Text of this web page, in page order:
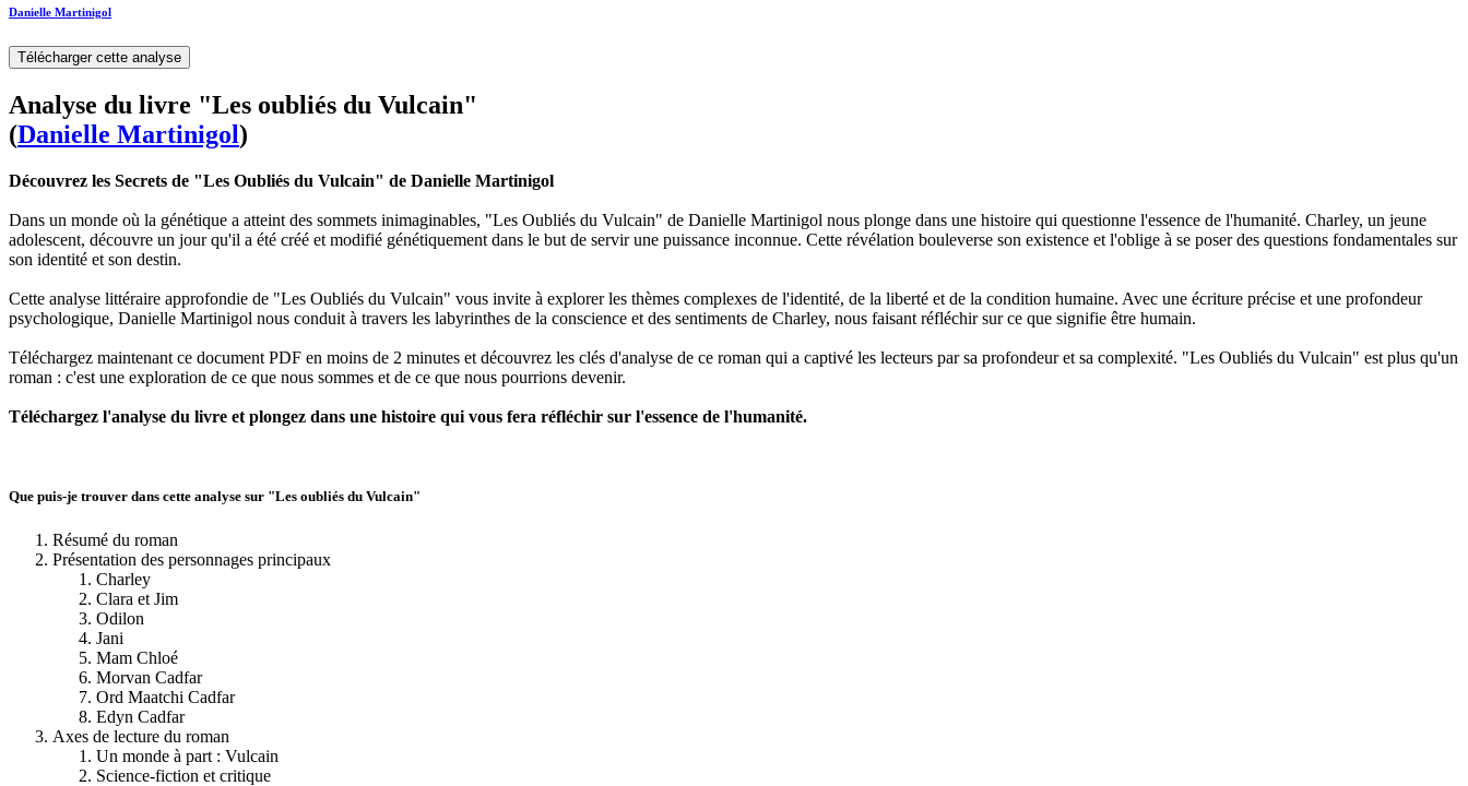
Danielle Martinigol
Télécharger cette analyse
Analyse du livre "Les oubliés du Vulcain"
(Danielle Martinigol)
Découvrez les Secrets de "Les Oubliés du Vulcain" de Danielle Martinigol
Dans un monde où la génétique a atteint des sommets inimaginables, "Les Oubliés du Vulcain" de Danielle Martinigol nous plonge dans une histoire qui questionne l'essence de l'humanité. Charley, un jeune
adolescent, découvre un jour qu'il a été créé et modifié génétiquement dans le but de servir une puissance inconnue. Cette révélation bouleverse son existence et l'oblige à se poser des questions fondamentales sur
son identité et son destin.
Cette analyse littéraire approfondie de "Les Oubliés du Vulcain" vous invite à explorer les thèmes complexes de l'identité, de la liberté et de la condition humaine. Avec une écriture précise et une profondeur
psychologique, Danielle Martinigol nous conduit à travers les labyrinthes de la conscience et des sentiments de Charley, nous faisant réfléchir sur ce que signifie être humain.
Téléchargez maintenant ce document PDF en moins de 2 minutes et découvrez les clés d'analyse de ce roman qui a captivé les lecteurs par sa profondeur et sa complexité. "Les Oubliés du Vulcain" est plus qu'un
roman : c'est une exploration de ce que nous sommes et de ce que nous pourrions devenir.
Téléchargez l'analyse du livre et plongez dans une histoire qui vous fera réfléchir sur l'essence de l'humanité.
Que puis-je trouver dans cette analyse sur "Les oubliés du Vulcain"
Résumé du roman
Présentation des personnages principaux
Charley
Clara et Jim
Odilon
Jani
Mam Chloé
Morvan Cadfar
Ord Maatchi Cadfar
Edyn Cadfar
Axes de lecture du roman
Un monde à part : Vulcain
Science-fiction et critique